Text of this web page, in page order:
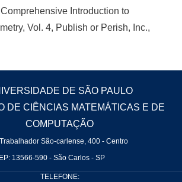
Introduction to
Vol. 4, Publish or Perish, Inc.,
DE SÃO PAULO
DE CIÊNCIAS MATEMÁTICAS E DE
COMPUTAÇÃO
São-carlense, 400 - Centro
13566-590 - São Carlos - SP
TELEFONE: